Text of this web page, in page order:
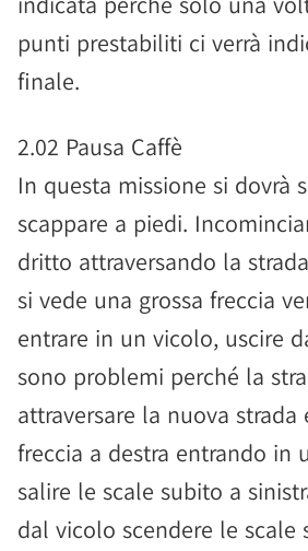
punti prestabiliti ci verrà
finale.
2.02 Pausa Caffè
In questa missione si dovrà
scappare a piedi.
dritto attraversando la
si vede una grossa freccia
entrare in un vicolo, uscire
sono problemi perché la
attraversare la nuova strada
freccia a destra entrando in
salire le scale subito a
dal vicolo scendere le scale